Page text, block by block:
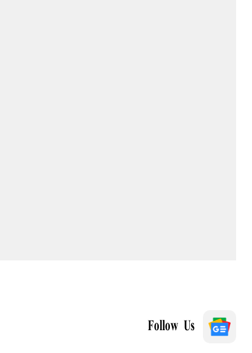
Follow Us